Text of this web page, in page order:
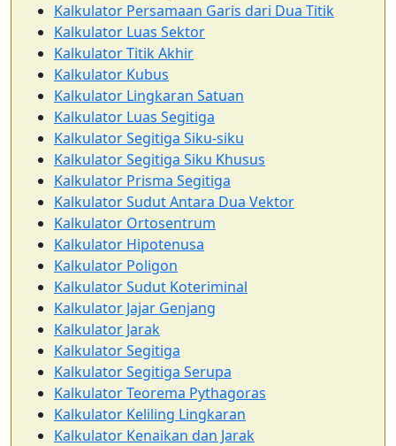
Kalkulator Persamaan Garis dari Dua Titik
Kalkulator Luas Sektor
Kalkulator Titik Akhir
Kalkulator Kubus
Kalkulator Lingkaran Satuan
Kalkulator Luas Segitiga
Kalkulator Segitiga Siku-siku
Kalkulator Segitiga Siku Khusus
Kalkulator Prisma Segitiga
Kalkulator Sudut Antara Dua Vektor
Kalkulator Ortosentrum
Kalkulator Hipotenusa
Kalkulator Poligon
Kalkulator Sudut Koteriminal
Kalkulator Jajar Genjang
Kalkulator Jarak
Kalkulator Segitiga
Kalkulator Segitiga Serupa
Kalkulator Teorema Pythagoras
Kalkulator Keliling Lingkaran
Kalkulator Kenaikan dan Jarak